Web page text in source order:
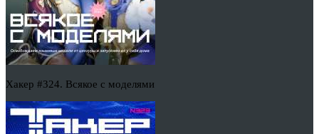
Хакер #324. Всякое с моделями